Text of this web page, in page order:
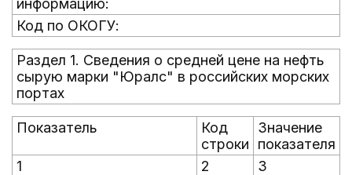
информацию:
Код по ОКОГУ:
Раздел 1. Сведения о средней цене на нефть
сырую марки "Юралс" в российских морских
портах
Показатель
Код
строки
Значение
показателя
1
2
3